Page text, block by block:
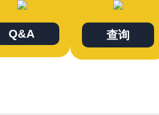
Q&A 查询